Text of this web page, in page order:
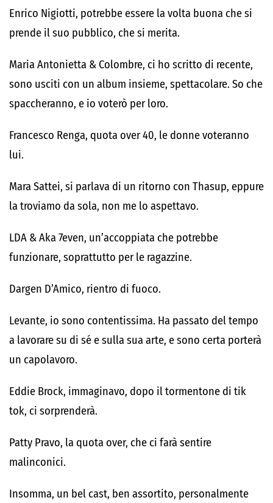
Enrico Nigiotti, potrebbe essere la volta buona che si
prende il suo pubblico, che si merita.
Maria Antonietta & Colombre, ci ho scritto di recente,
sono usciti con un album insieme, spettacolare. So che
spaccheranno, e io voterò per loro.
Francesco Renga, quota over 40, le donne voteranno
lui.
Mara Sattei, si parlava di un ritorno con Thasup, eppure
la troviamo da sola, non me lo aspettavo.
LDA & Aka 7even, un’accoppiata che potrebbe
funzionare, soprattutto per le ragazzine.
Dargen D’Amico, rientro di fuoco.
Levante, io sono contentissima. Ha passato del tempo
a lavorare su di sé e sulla sua arte, e sono certa porterà
un capolavoro.
Eddie Brock, immaginavo, dopo il tormentone di tik
tok, ci sorprenderà.
Patty Pravo, la quota over, che ci farà sentire
malinconici.
Insomma, un bel cast, ben assortito, personalmente